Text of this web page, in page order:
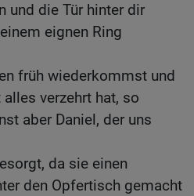
und die Tür hinter dir
eignen Ring
früh wiederkommst und
verzehrt hat, so
aber Daniel, der uns
da sie einen
den Opfertisch gemacht